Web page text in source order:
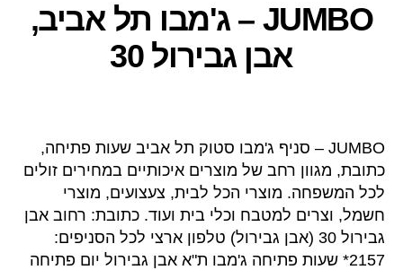
JUMBO – ג'מבו תל אביב,
אבן גבירול 30
JUMBO – סניף ג'מבו סטוק תל אביב שעות פתיחה,
כתובת, מגוון רחב של מוצרים איכותיים במחירים זולים
לכל המשפחה. מוצרי הכל לבית, צעצועים, מוצרי
חשמל, וצרים למטבח וכלי בית ועוד. כתובת: רחוב אבן
גבירול 30 (אבן גבירול) טלפון ארצי לכל הסניפים:
2157* שעות פתיחה ג'מבו ת"א אבן גבירול יום פתיחה